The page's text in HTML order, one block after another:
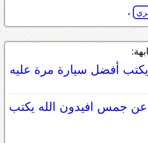
،
أفضل سيارة مرة عليه
جمس افيدون الله يكتب